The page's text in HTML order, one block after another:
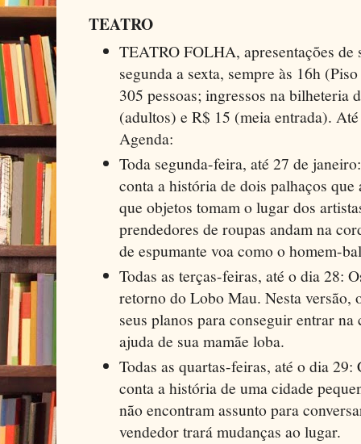
TEATRO
TEATRO FOLHA, apresentações de
segunda a sexta, sempre às 16h
305 pessoas; ingressos na bilheteria
(adultos) e R$ 15 (meia entrada).
Agenda:
Toda segunda-feira, até 27 de
conta a história de dois palhaços
que objetos tomam o lugar dos
prendedores de roupas andam na
de espumante voa como o homem-
Todas as terças-feiras, até o dia 28:
retorno do Lobo Mau. Nesta versão,
seus planos para conseguir entrar
ajuda de sua mamãe loba.
Todas as quartas-feiras, até o dia 29:
conta a história de uma cidade
não encontram assunto para
vendedor trará mudanças ao lugar.